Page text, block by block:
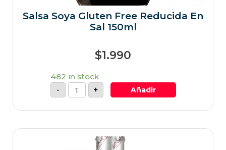
Salsa Soya Gluten Free Reducida En
Sal 150ml
$1.990
482 in stock
-
+ Añadir